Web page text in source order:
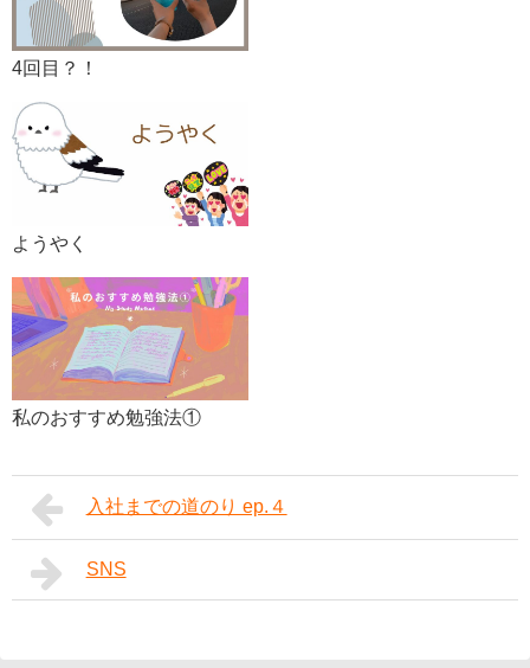
4回目？！
ようやく
私のおすすめ勉強法①
入社までの道のり ep.４
SNS